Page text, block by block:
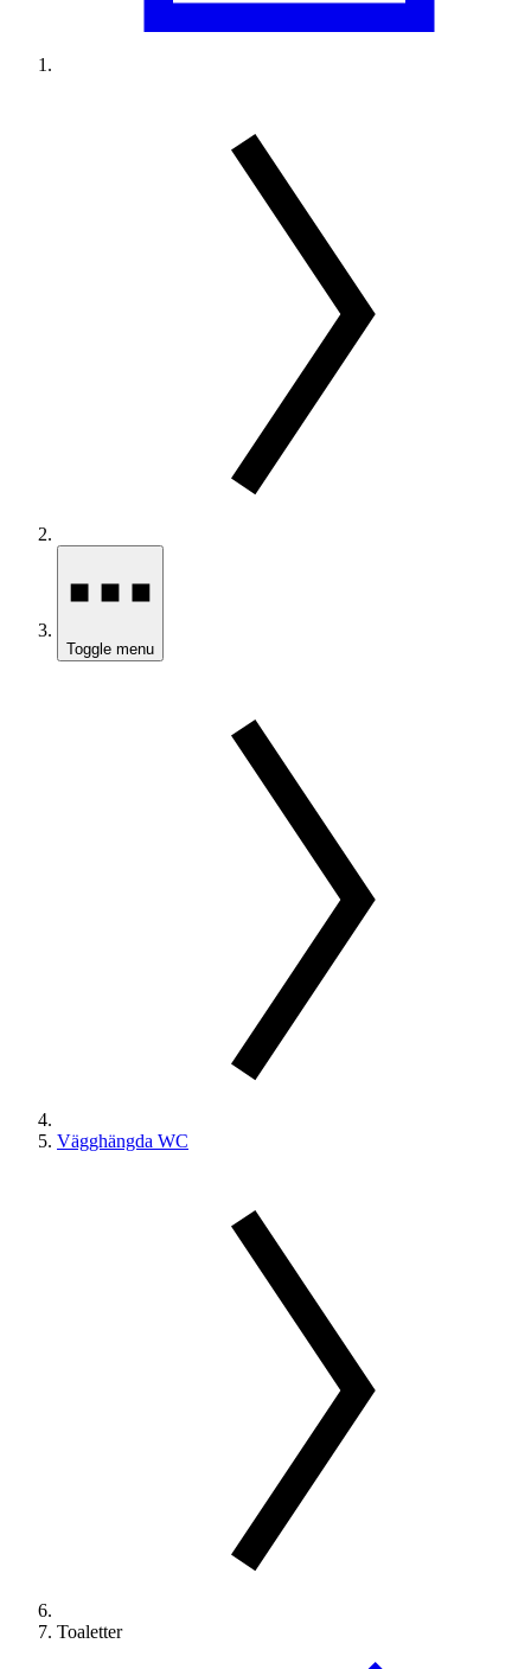
Toggle menu
Vägghängda WC
Toaletter